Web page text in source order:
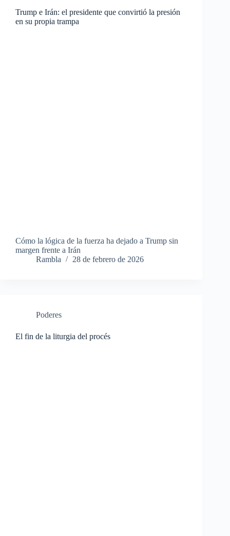
Trump e Irán: el presidente que convirtió la presión
en su propia trampa
Cómo la lógica de la fuerza ha dejado a Trump sin
margen frente a Irán
Rambla
28 de febrero de 2026
Poderes
El fin de la liturgia del procés